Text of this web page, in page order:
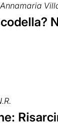
Annamaria